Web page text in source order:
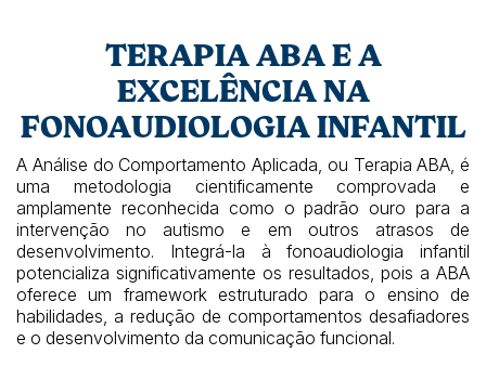
TERAPIA ABA E A
EXCELÊNCIA NA
FONOAUDIOLOGIA INFANTIL
A Análise do Comportamento Aplicada, ou Terapia ABA, é
uma metodologia cientificamente comprovada e
amplamente reconhecida como o padrão ouro para a
intervenção no autismo e em outros atrasos de
desenvolvimento. Integrá-la à fonoaudiologia infantil
potencializa significativamente os resultados, pois a ABA
oferece um framework estruturado para o ensino de
habilidades, a redução de comportamentos desafiadores
e o desenvolvimento da comunicação funcional.